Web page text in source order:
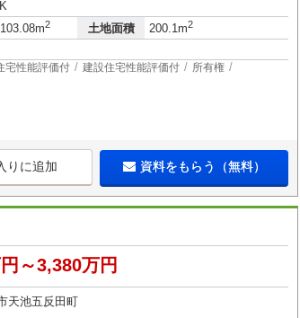
103.08m2 土地面積 200.1m2
宅性能評価付 建設住宅性能評価付
所有権
りに追加 資料をもらう（無料）
～3,380万円
天池五反田町